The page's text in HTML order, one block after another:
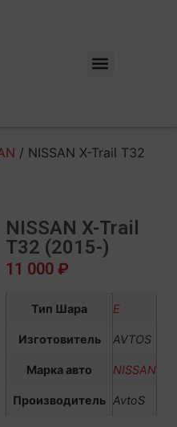
/ NISSAN X-Trail T32
NISSAN X-Trail
T32 (2015-)
11 000 ₽
Тип Шара E
Изготовитель AVTOS
Марка авто NISSAN
Производитель AvtoS